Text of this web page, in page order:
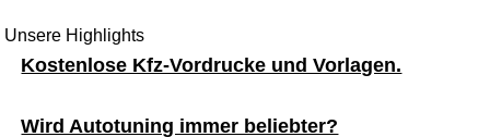
Unsere Highlights
Kostenlose Kfz-Vordrucke und Vorlagen.
Wird Autotuning immer beliebter?